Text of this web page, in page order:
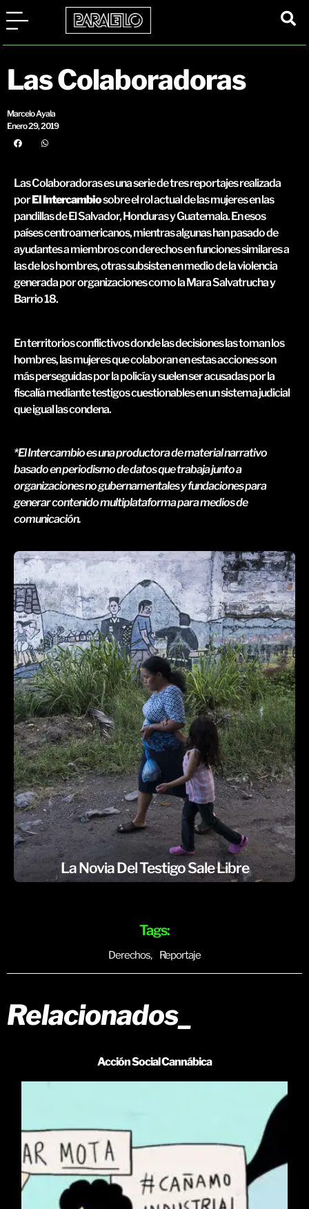
Las Colaboradoras
Marcelo Ayala
Enero 29, 2019
Las Colaboradoras es una serie de tres reportajes realizada
porEl Intercambiosobre el rol actual de las mujeres en las
pandillas de El Salvador, Honduras y Guatemala. En esos
países centroamericanos, mientras algunas han pasado de
ayudantes a miembros con derechos en funciones similares a
las de los hombres, otras subsisten en medio de la violencia
generada por organizaciones como la Mara Salvatrucha y
Barrio 18.
En territorios conflictivos donde las decisiones las toman los
hombres, las mujeres que colaboran en estas acciones son
más perseguidas por la policía y suelen ser acusadas por la
fiscalía mediante testigos cuestionables en un sistema judicial
que igual las condena.
*El Intercambio es una productora de material narrativo
basado en periodismo de datos que trabaja junto a
organizaciones no gubernamentales y fundaciones para
generar contenido multiplataforma para medios de
comunicación.
La Novia Del Testigo Sale Libre
Tags:
Derechos, Reportaje
Relacionados_
Acción Social Cannábica